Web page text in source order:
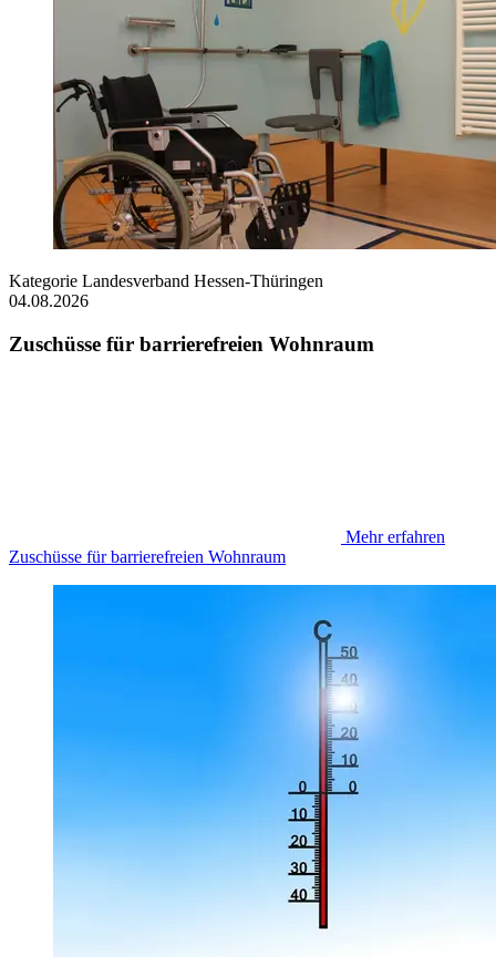
Kategorie Landesverband Hessen-Thüringen
04.08.2026
Zuschüsse für barrierefreien Wohnraum
Mehr erfahren
Zuschüsse für barrierefreien Wohnraum